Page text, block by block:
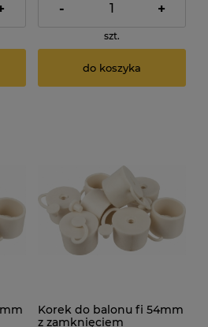
- +
szt.
do koszyka
Korek do balonu fi 54mm
z zamknięciem